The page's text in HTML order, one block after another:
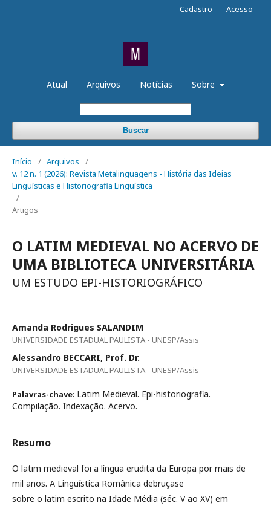
Atual Arquivos Notícias Sobre
Buscar
Cadastro Acesso
Início / Arquivos
/
v. 12 n. 1 (2026): Revista Metalinguagens - História das Ideias
Linguísticas e Historiografia Linguística
/
Artigos
O LATIM MEDIEVAL NO ACERVO DE
UMA BIBLIOTECA UNIVERSITÁRIA
UM ESTUDO EPI-HISTORIOGRÁFICO
Amanda Rodrigues SALANDIM
UNIVERSIDADE ESTADUAL PAULISTA - UNESP/Assis
Alessandro BECCARI, Prof. Dr.
UNIVERSIDADE ESTADUAL PAULISTA - UNESP/Assis
Palavras-chave: Latim Medieval. Epi-historiografia.
Compilação. Indexação. Acervo.
Resumo
O latim medieval foi a língua erudita da Europa por mais de
mil anos. A Linguística Românica debruçase
sobre o latim escrito na Idade Média (séc. V ao XV) em